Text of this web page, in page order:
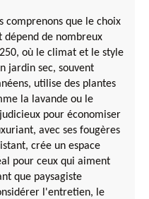
comprenons que le choix
de nombreux
où le climat et le style
jardin sec, souvent
utilise des plantes
la lavande ou le
pour économiser
avec ses fougères
crée un espace
pour ceux qui aiment
que paysagiste
l'entretien, le